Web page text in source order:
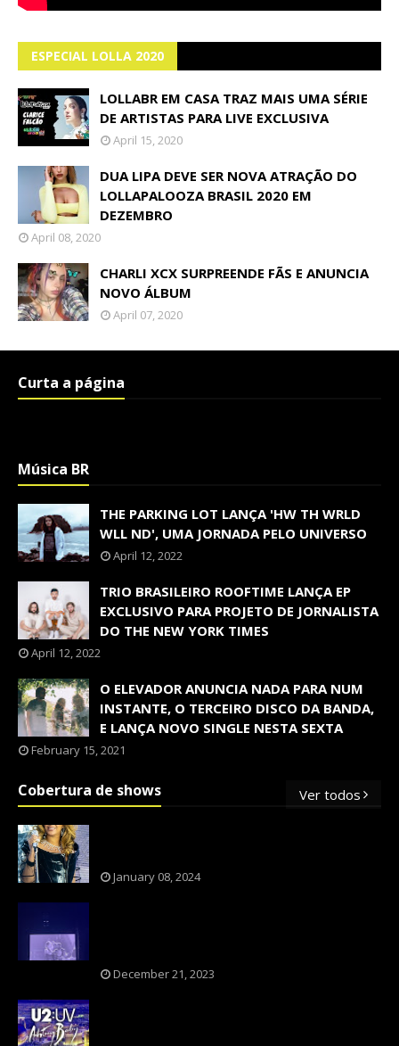
ESPECIAL LOLLA 2020
LOLLABR EM CASA TRAZ MAIS UMA SÉRIE
DE ARTISTAS PARA LIVE EXCLUSIVA
April 15, 2020
DUA LIPA DEVE SER NOVA ATRAÇÃO DO
LOLLAPALOOZA BRASIL 2020 EM
DEZEMBRO
April 08, 2020
CHARLI XCX SURPREENDE FÃS E ANUNCIA
NOVO ÁLBUM
April 07, 2020
Curta a página
Música BR
THE PARKING LOT LANÇA 'HW TH WRLD
WLL ND', UMA JORNADA PELO UNIVERSO
April 12, 2022
TRIO BRASILEIRO ROOFTIME LANÇA EP
EXCLUSIVO PARA PROJETO DE JORNALISTA
DO THE NEW YORK TIMES
April 12, 2022
O ELEVADOR ANUNCIA NADA PARA NUM
INSTANTE, O TERCEIRO DISCO DA BANDA,
E LANÇA NOVO SINGLE NESTA SEXTA
February 15, 2021
Cobertura de shows Ver todos
January 08, 2024
December 21, 2023